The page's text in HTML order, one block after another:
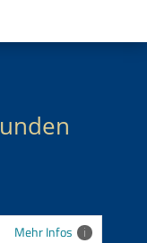
Mehr Infos